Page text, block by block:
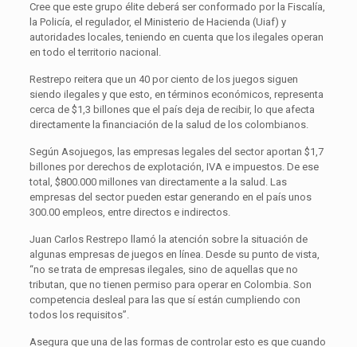
Cree que este grupo élite deberá ser conformado por la Fiscalía,
la Policía, el regulador, el Ministerio de Hacienda (Uiaf) y
autoridades locales, teniendo en cuenta que los ilegales operan
en todo el territorio nacional.
Restrepo reitera que un 40 por ciento de los juegos siguen
siendo ilegales y que esto, en términos económicos, representa
cerca de $1,3 billones que el país deja de recibir, lo que afecta
directamente la financiación de la salud de los colombianos.
Según Asojuegos, las empresas legales del sector aportan $1,7
billones por derechos de explotación, IVA e impuestos. De ese
total, $800.000 millones van directamente a la salud. Las
empresas del sector pueden estar generando en el país unos
300.00 empleos, entre directos e indirectos.
Juan Carlos Restrepo llamó la atención sobre la situación de
algunas empresas de juegos en línea. Desde su punto de vista,
“no se trata de empresas ilegales, sino de aquellas que no
tributan, que no tienen permiso para operar en Colombia. Son
competencia desleal para las que sí están cumpliendo con
todos los requisitos”.
Asegura que una de las formas de controlar esto es que cuando